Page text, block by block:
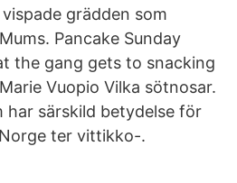
grädden som
Pancake Sunday
the gang gets to snacking
Vuopio Vilka sötnosar.
har särskild betydelse för
ter vittikko-.